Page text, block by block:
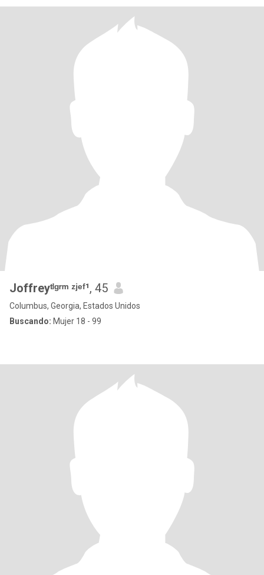
Joffreyᵗˡᵍʳᵐ ᶻʲᵉᶠ¹, 45
Columbus, Georgia, Estados Unidos
Buscando: Mujer 18 - 99